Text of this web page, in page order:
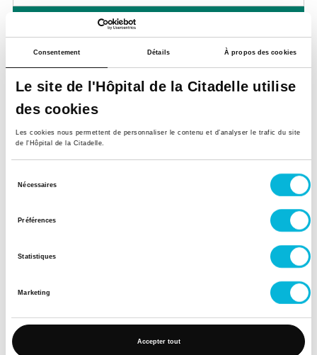
Consentement Détails À propos des cookies
Le site de l'Hôpital de la Citadelle utilise
des cookies
Les cookies nous permettent de personnaliser le contenu et d’analyser le trafic du site
de l'Hôpital de la Citadelle.
Nécessaires
Préférences
Statistiques
Marketing
Accepter tout
Matin
Après-midi
Samedi
Matin
Rue du Grand Puits 47,
Lundi
Matin
Après-midi